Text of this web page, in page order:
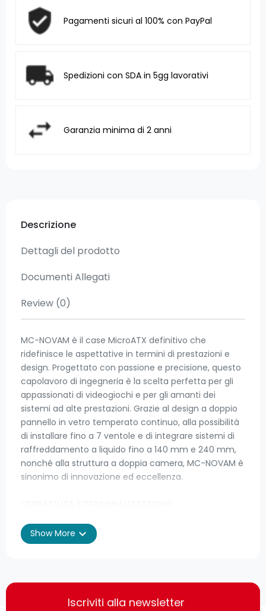
Pagamenti sicuri al 100% con PayPal
Spedizioni con SDA in 5gg lavorativi
Garanzia minima di 2 anni
Descrizione
Dettagli del prodotto
Documenti Allegati
Review (0)
MC-NOVAM è il case MicroATX definitivo che
ridefinisce le aspettative in termini di prestazioni e
design. Progettato con passione e precisione, questo
capolavoro di ingegneria è la scelta perfetta per gli
appassionati di videogiochi e per gli amanti dei
sistemi ad alte prestazioni. Grazie al design a doppio
pannello in vetro temperato continuo, alla possibilità
di installare fino a 7 ventole e di integrare sistemi di
raffreddamento a liquido fino a 140 mm e 240 mm,
nonché alla struttura a doppia camera, MC-NOVAM è
sinonimo di innovazione ed eccellenza.
tela bianca su cui creare il PC dei tuoi sogni, senza
restrizioni. La nostra filosofia di modifica
Invece di includere extra standard personalizzabili, ti
diamo la libertà di scegliere esattamente ciò di cui
Show More expand_more
Iscriviti alla newsletter